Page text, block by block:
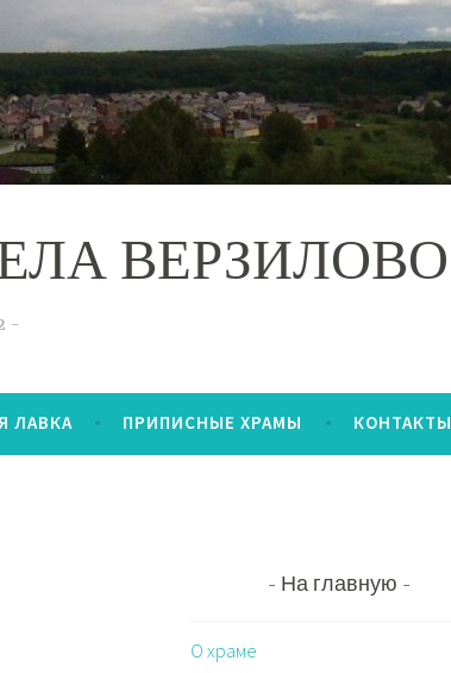
ВЕРЗИЛОВО
ЛАВКА ПРИПИСНЫЕ ХРАМЫ КОНТАКТЫ
На главную
О храме